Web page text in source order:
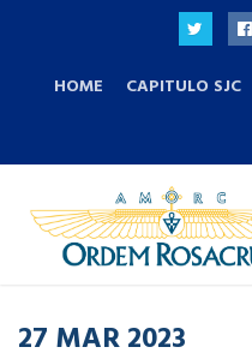
HOME CAPITULO SJC
27 MAR2023